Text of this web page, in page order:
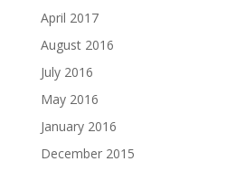
April 2017
August 2016
July 2016
May 2016
January 2016
December 2015